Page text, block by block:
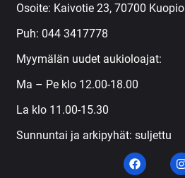
Osoite: Kaivotie 23, 70700 Kuopio
Puh: 044 3417778
Myymälän uudet aukioloajat:
Ma – Pe klo 12.00-18.00
La klo 11.00-15.30
Sunnuntai ja arkipyhät: suljettu